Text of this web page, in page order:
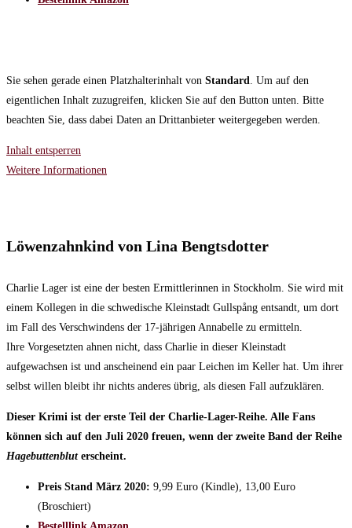
Sie sehen gerade einen Platzhalterinhalt von Standard . Um auf den
eigentlichen Inhalt zuzugreifen, klicken Sie auf den Button unten. Bitte
beachten Sie, dass dabei Daten an Drittanbieter weitergegeben werden.
Inhalt entsperren
Weitere Informationen
Löwenzahnkind von Lina Bengtsdotter
Charlie Lager ist eine der besten Ermittlerinnen in Stockholm. Sie wird mit
einem Kollegen in die schwedische Kleinstadt Gullspång entsandt, um dort
im Fall des Verschwindens der 17-jährigen Annabelle zu ermitteln.
Ihre Vorgesetzten ahnen nicht, dass Charlie in dieser Kleinstadt
aufgewachsen ist und anscheinend ein paar Leichen im Keller hat. Um ihrer
selbst willen bleibt ihr nichts anderes übrig, als diesen Fall aufzuklären.
Dieser Krimi ist der erste Teil der Charlie-Lager-Reihe. Alle Fans
können sich auf den Juli 2020 freuen, wenn der zweite Band der Reihe
Hagebuttenbluterscheint.
Preis Stand März 2020: 9,99 Euro (Kindle), 13,00 Euro
(Broschiert)